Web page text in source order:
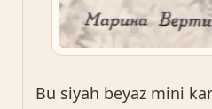
Bu siyah beyaz mini